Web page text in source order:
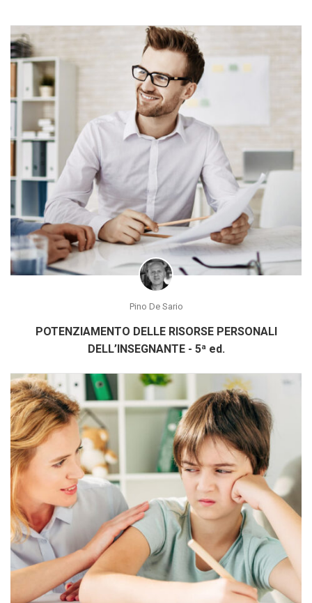
Pino De Sario
POTENZIAMENTO DELLE RISORSE PERSONALI
DELL’INSEGNANTE - 5ª ed.